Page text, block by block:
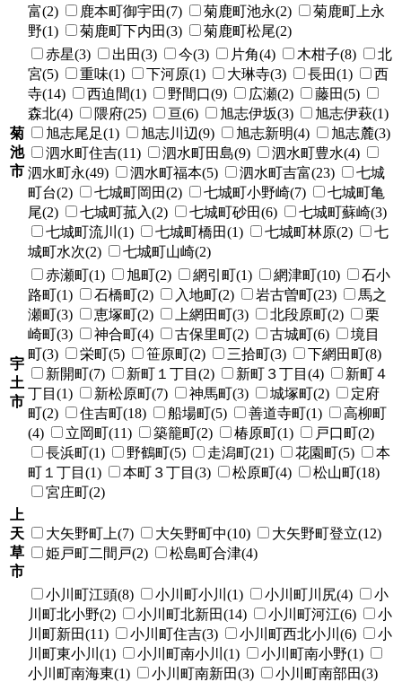
富(2)
鹿本町御宇田(7) 菊鹿町池永(2)
菊鹿町上永
野(1)
菊鹿町下内田(3) 菊鹿町松尾(2)
菊
池
市
赤星(3) 出田(3) 今(3) 片角(4) 木柑子(8)
北
宮(5)
重味(1) 下河原(1) 大琳寺(3) 長田(1)
西
寺(14)
西迫間(1) 野間口(9) 広瀬(2)
藤田(5)
森北(4)
隈府(25) 亘(6) 旭志伊坂(3)
旭志伊萩(1)
旭志尾足(1)
旭志川辺(9) 旭志新明(4)
旭志麓(3)
泗水町住吉(11)
泗水町田島(9)
泗水町豊水(4)
泗水町永(49)
泗水町福本(5) 泗水町吉富(23)
七城
町台(2)
七城町岡田(2) 七城町小野崎(7)
七城町亀
尾(2)
七城町菰入(2) 七城町砂田(6)
七城町蘇崎(3)
七城町流川(1)
七城町橋田(1) 七城町林原(2)
七
城町水次(2)
七城町山崎(2)
宇
土
市
赤瀬町(1) 旭町(2) 網引町(1) 網津町(10)
石小
路町(1)
石橋町(2) 入地町(2) 岩古曽町(23)
馬之
瀬町(3)
恵塚町(2) 上網田町(3) 北段原町(2)
栗
崎町(3)
神合町(4) 古保里町(2) 古城町(6)
境目
町(3)
栄町(5) 笹原町(2) 三拾町(3)
下網田町(8)
新開町(7)
新町１丁目(2) 新町３丁目(4)
新町４
丁目(1)
新松原町(7) 神馬町(3) 城塚町(2)
定府
町(2)
住吉町(18) 船場町(5) 善道寺町(1)
高柳町
(4)
立岡町(11) 築籠町(2) 椿原町(1)
戸口町(2)
長浜町(1)
野鶴町(5) 走潟町(21) 花園町(5)
本
町１丁目(1)
本町３丁目(3) 松原町(4)
松山町(18)
宮庄町(2)
上
天
草
市
大矢野町上(7) 大矢野町中(10)
大矢野町登立(12)
姫戸町二間戸(2)
松島町合津(4)
小川町江頭(8) 小川町小川(1) 小川町川尻(4)
小
川町北小野(2)
小川町北新田(14) 小川町河江(6)
小
川町新田(11)
小川町住吉(3) 小川町西北小川(6)
小
川町東小川(1)
小川町南小川(1)
小川町南小野(1)
小川町南海東(1)
小川町南新田(3)
小川町南部田(3)